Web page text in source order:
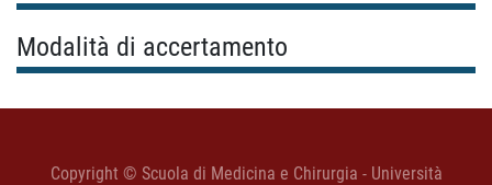
Modalità di accertamento
Copyright © Scuola di Medicina e Chirurgia - Università